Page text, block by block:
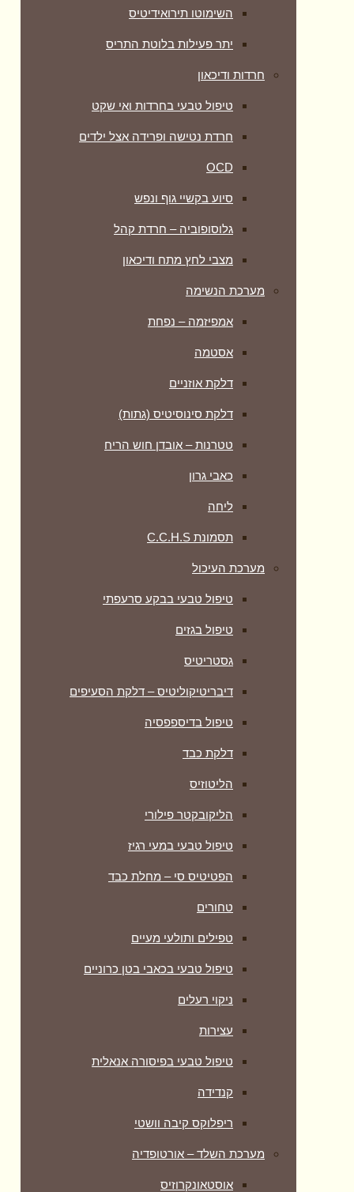
השימוטו תירואידיטיס
יתר פעילות בלוטת התריס
חרדות ודיכאון
טיפול טבעי בחרדות ואי שקט
חרדת נטישה ופרידה אצל ילדים
OCD
סיוע בקשיי גוף ונפש
גלוסופוביה – חרדת קהל
מצבי לחץ מתח ודיכאון
מערכת הנשימה
אמפיזמה – נפחת
אסטמה
דלקת אוזניים
דלקת סינוסיטיס (גתות)
טטרנות – אובדן חוש הריח
כאבי גרון
ליחה
תסמונת C.C.H.S
מערכת העיכול
טיפול טבעי בבקע סרעפתי
טיפול בגזים
גסטריטיס
דיבריטיקוליטיס – דלקת הסעיפים
טיפול בדיספפסיה
דלקת כבד
הליטוזיס
הליקובקטר פילורי
טיפול טבעי במעי רגיז
הפטיטיס סי – מחלת כבד
טחורים
טפילים ותולעי מעיים
טיפול טבעי בכאבי בטן כרוניים
ניקוי רעלים
עצירות
טיפול טבעי בפיסורה אנאלית
קנדידה
ריפלוקס קיבה וושטי
מערכת השלד – אורטופדיה
אוסטאונקרוזיס